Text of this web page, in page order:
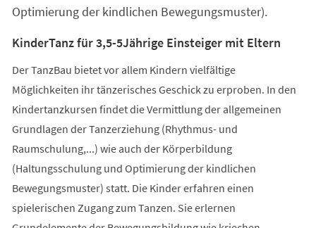
Optimierung der kindlichen Bewegungsmuster).
KinderTanz für 3,5-5Jährige Einsteiger mit Eltern
Der TanzBau bietet vor allem Kindern vielfältige
Möglichkeiten ihr tänzerisches Geschick zu erproben. In den
Kindertanzkursen findet die Vermittlung der allgemeinen
Grundlagen der Tanzerziehung (Rhythmus- und
Raumschulung,...) wie auch der Körperbildung
(Haltungsschulung und Optimierung der kindlichen
Bewegungsmuster) statt. Die Kinder erfahren einen
spielerischen Zugang zum Tanzen. Sie erlernen